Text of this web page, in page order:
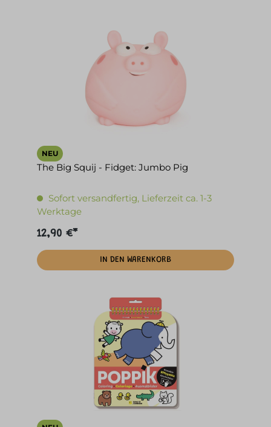
NEU
The Big Squij - Fidget: Jumbo Pig
Sofort versandfertig, Lieferzeit ca. 1-3
Werktage
12,90 €*
IN DEN WARENKORB